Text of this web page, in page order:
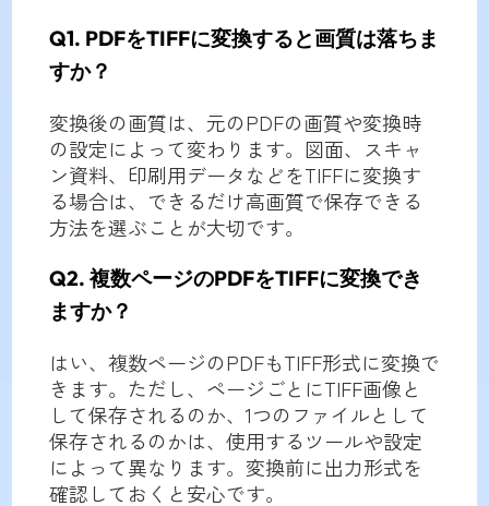
Q1. PDFをTIFFに変換すると画質は落ちま
すか？
変換後の画質は、元のPDFの画質や変換時
の設定によって変わります。図面、スキャ
ン資料、印刷用データなどをTIFFに変換す
る場合は、できるだけ高画質で保存できる
方法を選ぶことが大切です。
Q2. 複数ページのPDFをTIFFに変換でき
ますか？
はい、複数ページのPDFもTIFF形式に変換で
きます。ただし、ページごとにTIFF画像と
して保存されるのか、1つのファイルとして
保存されるのかは、使用するツールや設定
によって異なります。変換前に出力形式を
確認しておくと安心です。